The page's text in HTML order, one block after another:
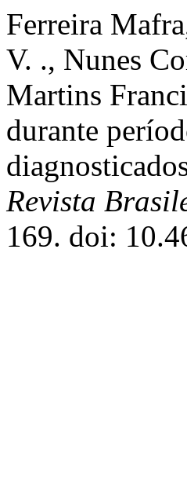
Ferreira
V. ., Nunes
Martins
durante
Revista
169. doi: